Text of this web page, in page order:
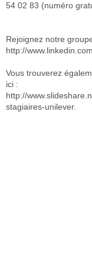
54 02 83 (numéro
Rejoignez notre
http://
Vous trouverez
ici :
http://
stagiaires-unilever.